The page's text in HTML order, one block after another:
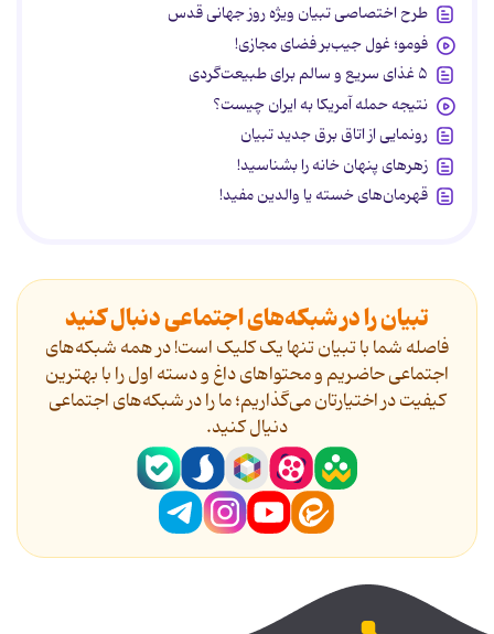
طرح اختصاصی تبیان ویژه روز جهانی قدس
فومو؛ غول جیب‌بر فضای مجازی!
۵ غذای سریع و سالم برای طبیعت‌گردی
نتیجه حمله آمریکا به ایران چیست؟
رونمایی از اتاق برق جدید تبیان
زهرهای پنهان خانه را بشناسید!
قهرمان‌های خسته یا والدین مفید!
تبیان را در شبکه‌های اجتماعی دنبال کنید
فاصله شما با تبیان تنها یک کلیک است! در همه شبکه‌های
اجتماعی حاضریم و محتواهای داغ و دسته اول را با بهترین
کیفیت در اختیارتان می‌گذاریم؛ ما را در شبکه‌های اجتماعی
دنیال کنید.